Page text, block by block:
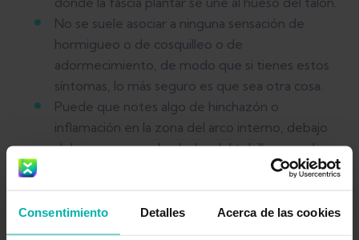
Consentimiento Detalles Acerca de las cookies
No se suele asociar a ninguna sensación de
hormigueo o de cosquilleo o de
adormecimiento, de modo que si tienes estos
síntomas, lo más seguro es que sea otra cosa.
Puede que notes algo de hinchazón o
inflamación en la zona del arco interno, debajo
del pie, pero no alrededor del tobillo o en el
durmiendo o acostado/a en la cama.
Probablemente, los primeros pasos que das